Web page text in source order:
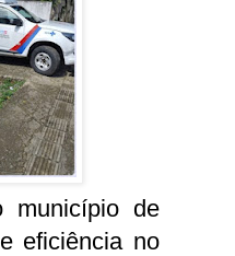
município de
eficiência no